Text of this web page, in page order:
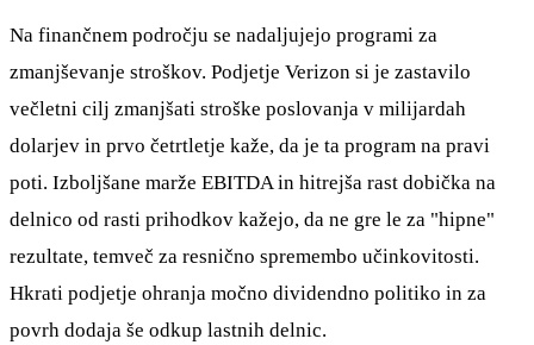
Na finančnem področju se nadaljujejo programi za
zmanjševanje stroškov. Podjetje Verizon si je zastavilo
večletni cilj zmanjšati stroške poslovanja v milijardah
dolarjev in prvo četrtletje kaže, da je ta program na pravi
poti. Izboljšane marže EBITDA in hitrejša rast dobička na
delnico od rasti prihodkov kažejo, da ne gre le za "hipne"
rezultate, temveč za resnično spremembo učinkovitosti.
Hkrati podjetje ohranja močno dividendno politiko in za
povrh dodaja še odkup lastnih delnic.